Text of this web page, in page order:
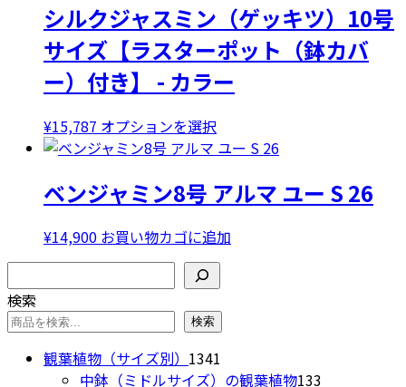
ョ
ン
が
あ
ま
オ
プ
シ
商
ペ
は
複
数
リ
ー
シ
ョ
り
す。
シルクジャスミン（ゲッキツ）10号
サイズ【ラスターポット（鉢カバ
ー）付き】 - カラー
¥15,787 オプションを選択
の
品
に
は
バ
エ
ベンジャミン8号 アルマ ユー S 26
¥14,900 お買い物カゴに追加
検索
検索
観葉植物（サイズ別） 1341
個
中鉢（ミドルサイズ）の観葉植物133